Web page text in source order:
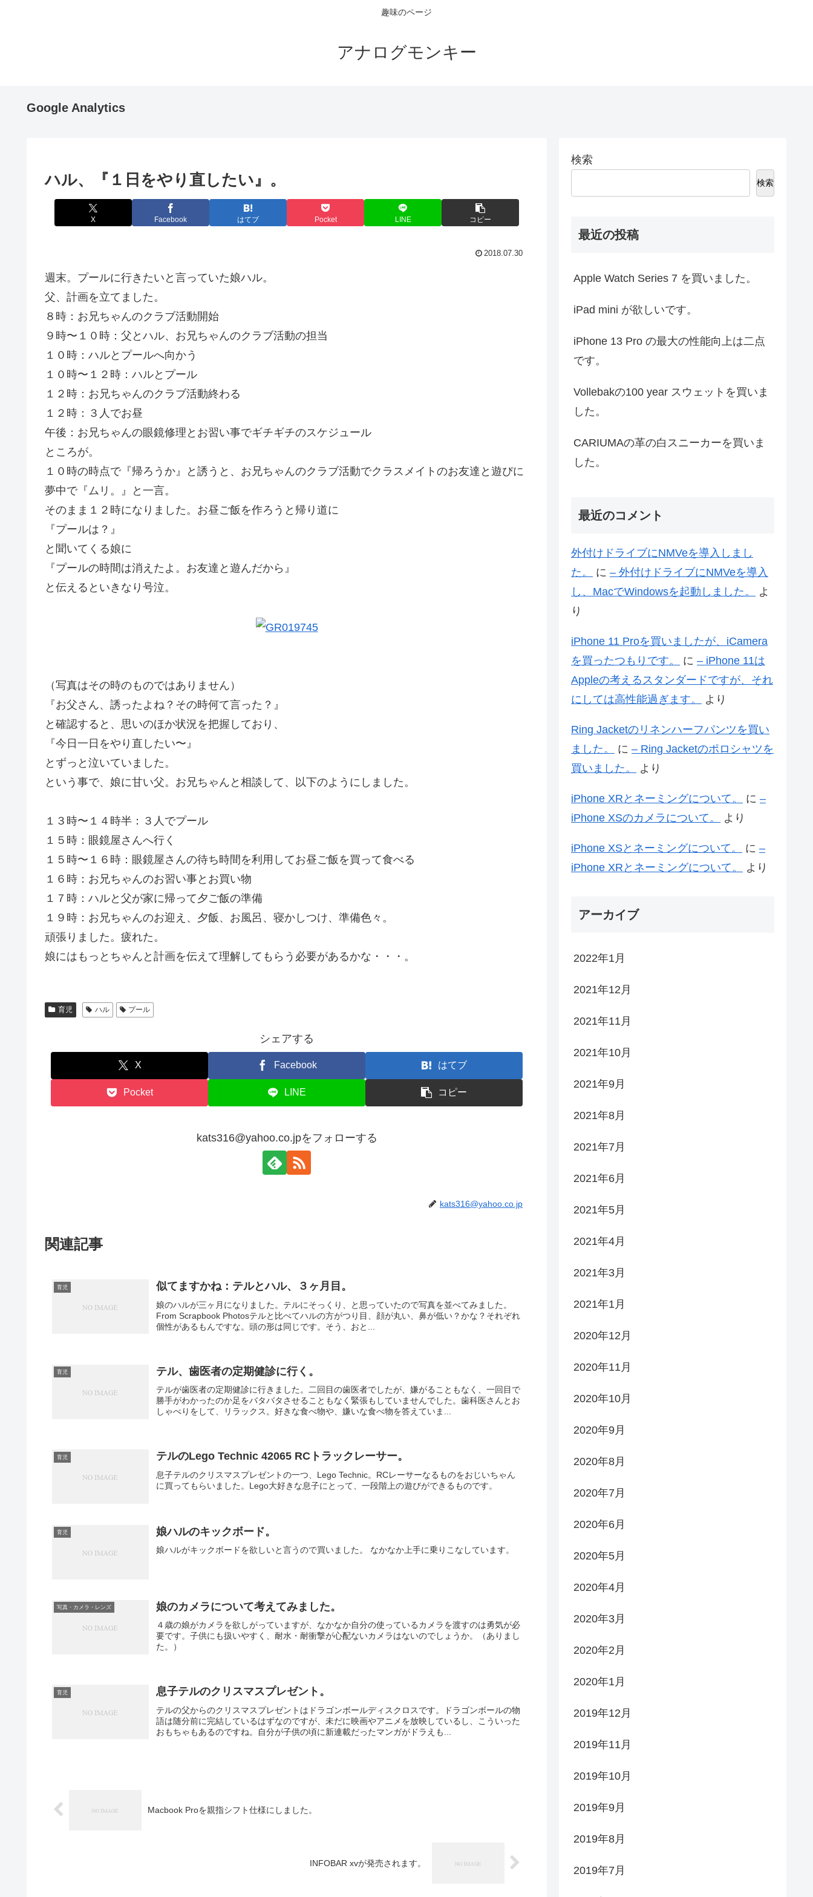
趣味のページ
アナログモンキー
Google Analytics
ハル、『１日をやり直したい』。
X Facebook はてブ Pocket LINE コピー
2018.07.30
週末。プールに行きたいと言っていた娘ハル。
父、計画を立てました。
８時：お兄ちゃんのクラブ活動開始
９時〜１０時：父とハル、お兄ちゃんのクラブ活動の担当
１０時：ハルとプールへ向かう
１０時〜１２時：ハルとプール
１２時：お兄ちゃんのクラブ活動終わる
１２時：３人でお昼
午後：お兄ちゃんの眼鏡修理とお習い事でギチギチのスケジュール
ところが。
１０時の時点で『帰ろうか』と誘うと、お兄ちゃんのクラブ活動でクラスメイトのお友達と遊ぴに
夢中で『ムリ。』と一言。
そのまま１２時になりました。お昼ご飯を作ろうと帰り道に
『プールは？』
と聞いてくる娘に
『プールの時間は消えたよ。お友達と遊んだから』
と伝えるといきなり号泣。
（写真はその時のものではありません）
『お父さん、誘ったよね？その時何て言った？』
と確認すると、思いのほか状況を把握しており、
『今日一日をやり直したい〜』
とずっと泣いていました。
という事で、娘に甘い父。お兄ちゃんと相談して、以下のようにしました。
１３時〜１４時半：３人でプール
１５時：眼鏡屋さんへ行く
１５時〜１６時：眼鏡屋さんの待ち時間を利用してお昼ご飯を買って食べる
１６時：お兄ちゃんのお習い事とお買い物
１７時：ハルと父が家に帰って夕ご飯の準備
１９時：お兄ちゃんのお迎え、夕飯、お風呂、寝かしつけ、準備色々。
頑張りました。疲れた。
娘にはもっとちゃんと計画を伝えて理解してもらう必要があるかな・・・。
育児 ハル プール
シェアする
X Facebook はてブ
Pocket LINE コピー
kats316@yahoo.co.jpをフォローする
kats316@yahoo.co.jp
関連記事
育児 似てますかね：テルとハル、３ヶ月目。
娘のハルが三ヶ月になりました。テルにそっくり、と思っていたので写真を並べてみました。
From Scrapbook Photosテルと比べてハルの方がつり目、顔が丸い、鼻が低い？かな？それぞれ
個性があるもんですな。頭の形は同じです。そう、おと...
育児 テル、歯医者の定期健診に行く。
テルが歯医者の定期健診に行きました。二回目の歯医者でしたが、嫌がることもなく、一回目で
勝手がわかったのか足をバタバタさせることもなく緊張もしていませんでした。歯科医さんとお
しゃべりをして、リラックス。好きな食べ物や、嫌いな食べ物を答えていま...
育児 テルのLego Technic 42065 RCトラックレーサー。
息子テルのクリスマスプレゼントの一つ、Lego Technic。RCレーサーなるものをおじいちゃん
に買ってもらいました。Lego大好きな息子にとって、一段階上の遊びができるものです。
育児 娘ハルのキックボード。
娘ハルがキックボードを欲しいと言うので買いました。 なかなか上手に乗りこなしています。
写真・カメラ・レンズ 娘のカメラについて考えてみました。
４歳の娘がカメラを欲しがっていますが、なかなか自分の使っているカメラを渡すのは勇気が必
要です。子供にも扱いやすく、耐水・耐衝撃が心配ないカメラはないのでしょうか。（ありまし
た。）
育児 息子テルのクリスマスプレゼント。
テルの父からのクリスマスプレゼントはドラゴンボールディスクロスです。ドラゴンボールの物
語は随分前に完結しているはずなのですが、未だに映画やアニメを放映しているし、こういった
おもちゃもあるのですね。自分が子供の頃に新連載だったマンガがドラえも...
Macbook Proを親指シフト仕様にしました。
INFOBAR xvが発売されます。
検索
検索
最近の投稿
Apple Watch Series 7 を買いました。
iPad mini が欲しいです。
iPhone 13 Pro の最大の性能向上は二点
です。
Vollebakの100 year スウェットを買いま
した。
CARIUMAの革の白スニーカーを買いま
した。
最近のコメント
外付けドライブにNMVeを導入しまし
た。
に – 外付けドライブにNMVeを導入
し、MacでWindowsを起動しました。
よ
り
iPhone 11 Proを買いましたが、iCamera
を買ったつもりです。
に – iPhone 11は
Appleの考えるスタンダードですが、それ
にしては高性能過ぎます。
より
Ring Jacketのリネンハーフパンツを買い
ました。
に – Ring Jacketのポロシャツを
買いました。
より
iPhone XRとネーミングについて。 に –
iPhone XSのカメラについて。
より
iPhone XSとネーミングについて。 に –
iPhone XRとネーミングについて。
より
アーカイブ
2022年1月
2021年12月
2021年11月
2021年10月
2021年9月
2021年8月
2021年7月
2021年6月
2021年5月
2021年4月
2021年3月
2021年1月
2020年12月
2020年11月
2020年10月
2020年9月
2020年8月
2020年7月
2020年6月
2020年5月
2020年4月
2020年3月
2020年2月
2020年1月
2019年12月
2019年11月
2019年10月
2019年9月
2019年8月
2019年7月